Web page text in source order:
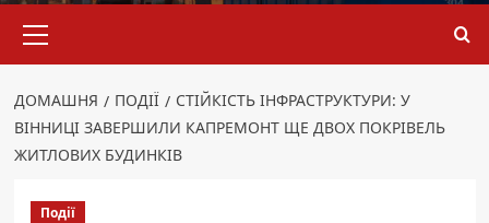
меню
ДОМАШНЯ ПОДІЇ
СТІЙКІСТЬ ІНФРАСТРУКТУРИ: У
ВІННИЦІ ЗАВЕРШИЛИ КАПРЕМОНТ ЩЕ ДВОХ ПОКРІВЕЛЬ
ЖИТЛОВИХ БУДИНКІВ
Події